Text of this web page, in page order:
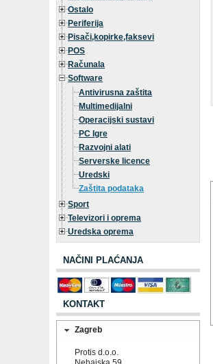
Ostalo
Periferija
Pisači,kopirke,faksevi
POS
Računala
Software
Antivirusna zaštita
Multimedijalni
Operacijski sustavi
PC Igre
Razvojni alati
Serverske licence
Uredski
Zaštita podataka
Sport
Televizori i oprema
Uredska oprema
NAČINI PLAĆANJA
KONTAKT
Zagreb
Protis d.o.o.